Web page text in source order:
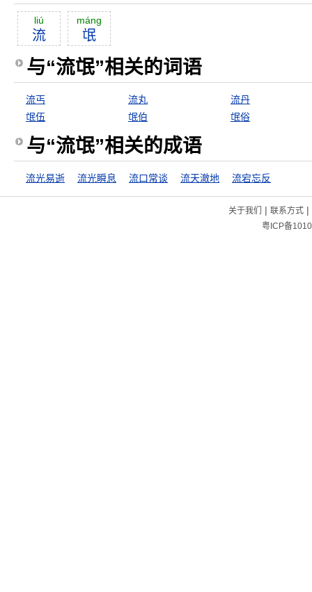
liú
流
máng
氓
与“流氓”相关的词语
流丐 流丸
流丹
氓伍
氓伯 氓俗
与“流氓”相关的成语
流光易逝 流光瞬息 流口常谈 流天澈地 流宕忘反
关于我们 | 联系方式|
粤ICP备